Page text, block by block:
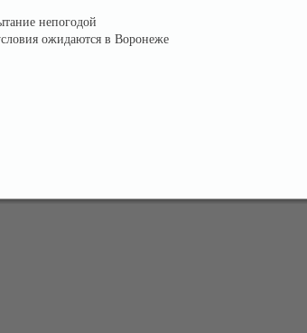
непогодой
ожидаются в Воронеже